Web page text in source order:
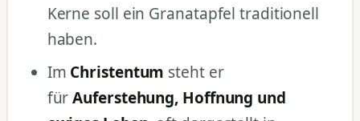
Kerne soll ein Granatapfel traditionell
haben.
Im Christentum steht er
fürAuferstehung, Hoffnung und